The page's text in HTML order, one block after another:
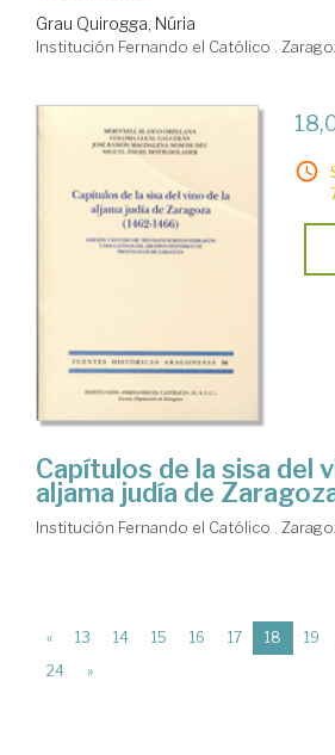
Grau Quirogga, Núria
Institución Fernando el Católico .
Capítulos de la sisa del
aljama judía de
Institución Fernando el Católico .
« 13 14 15 16 17 18 (current)
19
24
»